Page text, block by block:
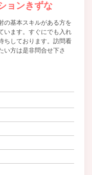
ョンきずな
の基本スキルがある方を
います。すぐにでも入れ
ちしております。訪問看
い方は是非問合せ下さ